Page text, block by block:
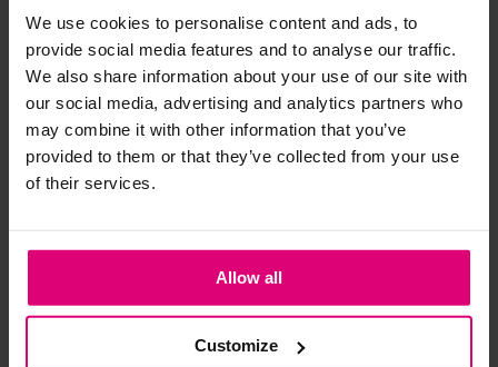
We use cookies to personalise content and ads, to
provide social media features and to analyse our traffic.
We also share information about your use of our site with
our social media, advertising and analytics partners who
may combine it with other information that you’ve
provided to them or that they’ve collected from your use
of their services.
Allow all
Customize
Strijkijzer/droogtrommel:
Kledingstukken met elastine zijn niet bestand tegen de hitte
van het strijkijzer en/of de droogtrommel. Ook in veel
spijkerbroeken is elastine (stretch) verwerkt en mogen dus
niet gestreken worden en/of in de droogtrommel.
Blouse streep
€ 69,95
T-shirt frontprint
€ 69,99